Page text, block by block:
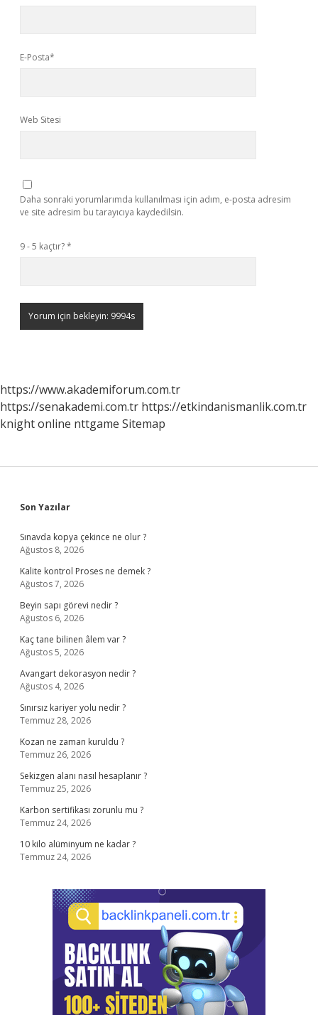
E-Posta*
Web Sitesi
Daha sonraki yorumlarımda kullanılması için adım, e-posta adresim
ve site adresim bu tarayıcıya kaydedilsin.
9 - 5 kaçtır?*
https://www.akademiforum.com.tr
https://senakademi.com.tr https://etkindanismanlik.com.tr
knight online nttgame Sitemap
Sidebar
Son Yazılar
Sınavda kopya çekince ne olur ?
Ağustos 8, 2026
Kalite kontrol Proses ne demek ?
Ağustos 7, 2026
Beyin sapı görevi nedir ?
Ağustos 6, 2026
Kaç tane bilinen âlem var ?
Ağustos 5, 2026
Avangart dekorasyon nedir ?
Ağustos 4, 2026
Sınırsız kariyer yolu nedir ?
Temmuz 28, 2026
Kozan ne zaman kuruldu ?
Temmuz 26, 2026
Sekizgen alanı nasıl hesaplanır ?
Temmuz 25, 2026
Karbon sertifikası zorunlu mu ?
Temmuz 24, 2026
10 kilo alüminyum ne kadar ?
Temmuz 24, 2026